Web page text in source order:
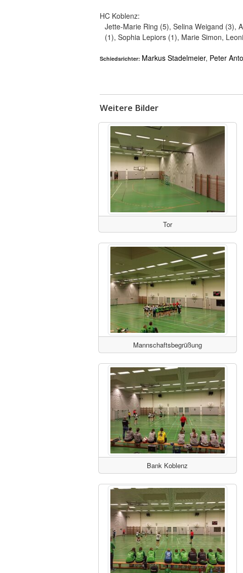
HC Koblenz:
Jette-Marie Ring (5), Selina Weigand (3),
(1), Sophia Lepiors (1), Marie Simon,
Schiedsrichter: Markus Stadelmeier, Peter
Weitere Bilder
Tor
Mannschaftsbegrüßung
Bank Koblenz